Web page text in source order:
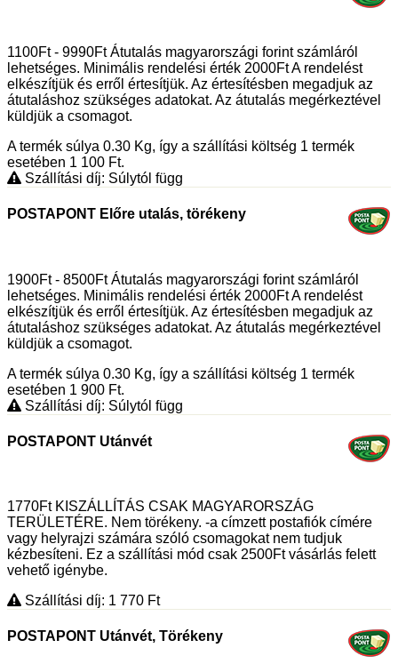
1100Ft - 9990Ft Átutalás magyarországi forint számláról
lehetséges. Minimális rendelési érték 2000Ft A rendelést
elkészítjük és erről értesítjük. Az értesítésben megadjuk az
átutaláshoz szükséges adatokat. Az átutalás megérkeztével
küldjük a csomagot.
A termék súlya 0.30 Kg, így a szállítási költség 1 termék
esetében 1 100 Ft.
Szállítási díj: Súlytól függ
POSTAPONT Előre utalás, törékeny
1900Ft - 8500Ft Átutalás magyarországi forint számláról
lehetséges. Minimális rendelési érték 2000Ft A rendelést
elkészítjük és erről értesítjük. Az értesítésben megadjuk az
átutaláshoz szükséges adatokat. Az átutalás megérkeztével
küldjük a csomagot.
A termék súlya 0.30 Kg, így a szállítási költség 1 termék
esetében 1 900 Ft.
Szállítási díj: Súlytól függ
POSTAPONT Utánvét
1770Ft KISZÁLLÍTÁS CSAK MAGYARORSZÁG
TERÜLETÉRE. Nem törékeny. -a címzett postafiók címére
vagy helyrajzi számára szóló csomagokat nem tudjuk
kézbesíteni. Ez a szállítási mód csak 2500Ft vásárlás felett
vehető igénybe.
Szállítási díj: 1 770 Ft
POSTAPONT Utánvét, Törékeny